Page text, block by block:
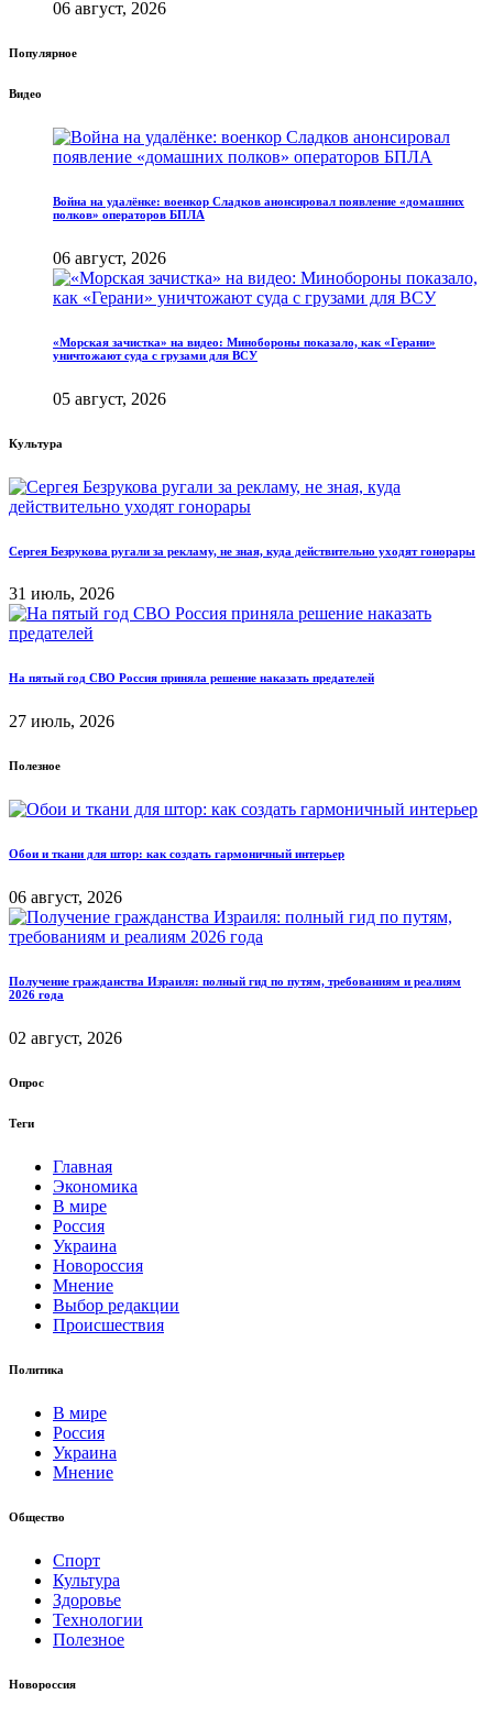
06 август, 2026
Популярное
Видео
Война на удалёнке: военкор Сладков анонсировал появление «домашних
полков» операторов БПЛА
06 август, 2026
«Морская зачистка» на видео: Минобороны показало, как «Герани»
уничтожают суда с грузами для ВСУ
05 август, 2026
Культура
Сергея Безрукова ругали за рекламу, не зная, куда действительно уходят гонорары
31 июль, 2026
На пятый год СВО Россия приняла решение наказать предателей
27 июль, 2026
Полезное
Обои и ткани для штор: как создать гармоничный интерьер
06 август, 2026
Получение гражданства Израиля: полный гид по путям, требованиям и реалиям
2026 года
02 август, 2026
Опрос
Теги
Главная
Экономика
В мире
Россия
Украина
Новороссия
Мнение
Выбор редакции
Происшествия
Политика
В мире
Россия
Украина
Мнение
Общество
Спорт
Культура
Здоровье
Технологии
Полезное
Новороссия